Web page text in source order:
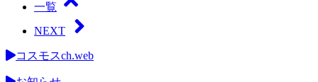
seconds
一覧
NEXT
コスモスch.web